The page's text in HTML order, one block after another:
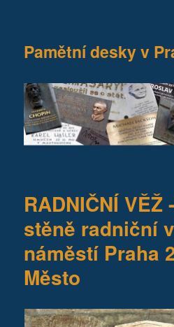
Pamětní desky v
RADNIČNÍ VĚŽ
stěně radniční
náměstí Praha
Město